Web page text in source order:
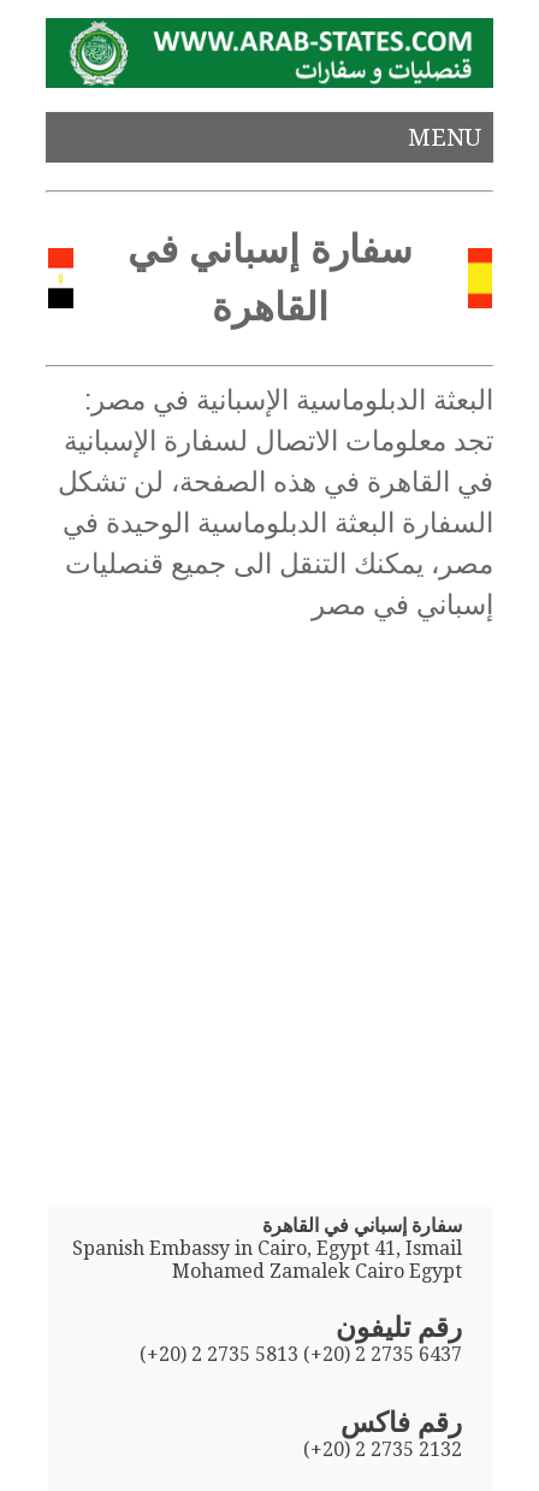
MENU
سفارة إسباني في
القاهرة
البعثة الدبلوماسية الإسبانية في مصر:
تجد معلومات الاتصال لسفارة الإسبانية
في القاهرة في هذه الصفحة، لن تشكل
السفارة البعثة الدبلوماسية الوحيدة في
مصر، يمكنك التنقل الى جميع قنصليات
إسباني في مصر
سفارة إسباني في القاهرة
Spanish Embassy in Cairo, Egypt 41, Ismail
Mohamed Zamalek Cairo Egypt
رقم تليفون
(+20) 2 2735 5813 (+20) 2 2735 6437
رقم فاكس
(+20) 2 2735 2132